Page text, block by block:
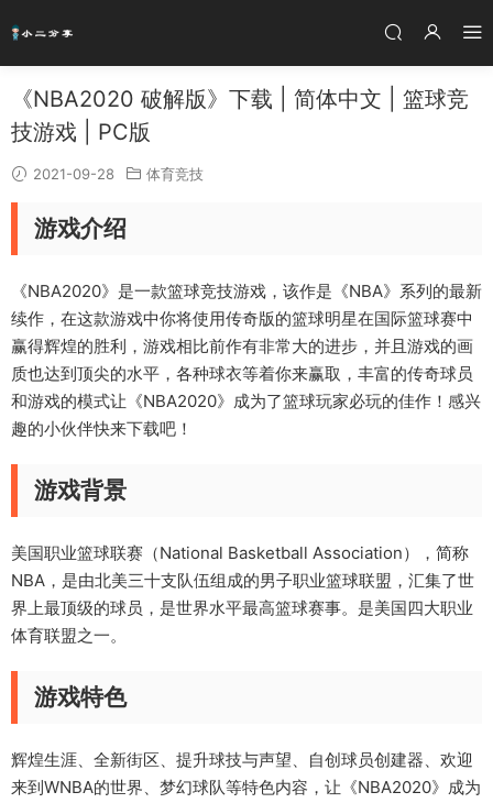
《NBA2020 破解版》下载 | 简体中文 | 篮球竞
技游戏 | PC版
2021-09-28 体育竞技
游戏介绍
《NBA2020》是一款篮球竞技游戏，该作是《NBA》系列的最新
续作，在这款游戏中你将使用传奇版的篮球明星在国际篮球赛中
赢得辉煌的胜利，游戏相比前作有非常大的进步，并且游戏的画
质也达到顶尖的水平，各种球衣等着你来赢取，丰富的传奇球员
和游戏的模式让《NBA2020》成为了篮球玩家必玩的佳作！感兴
趣的小伙伴快来下载吧！
游戏背景
美国职业篮球联赛（National Basketball Association），简称
NBA，是由北美三十支队伍组成的男子职业篮球联盟，汇集了世
界上最顶级的球员，是世界水平最高篮球赛事。是美国四大职业
体育联盟之一。
游戏特色
辉煌生涯、全新街区、提升球技与声望、自创球员创建器、欢迎
来到WNBA的世界、梦幻球队等特色内容，让《NBA2020》成为